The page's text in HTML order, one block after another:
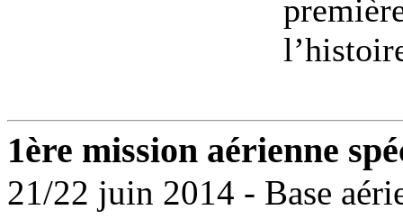
1ère mission aérienne
21/22 juin 2014 - Base